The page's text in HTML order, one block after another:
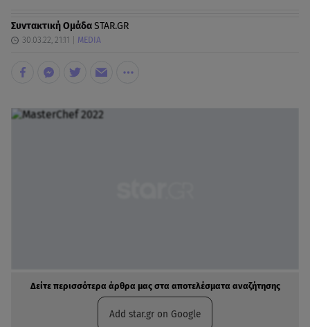
Συντακτική ΟμάδαSTAR.GR
30.03.22, 21:11 MEDIA
Δείτε περισσότερα άρθρα μας στα αποτελέσματα αναζήτησης
Add star.gr on Google